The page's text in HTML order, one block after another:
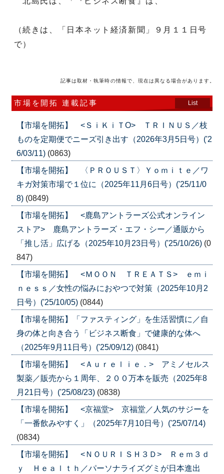
（続きは、「日本ネット経済新聞」９月１１日号
で）
記事は取材・執筆時の情報で、現在は異なる場合があります。
市場を開拓 連載記事 List
【市場を開拓】 <ＳｉＫｉＴO> ＴＲＩＮＵＳ／枝
ものを定期便でニーズ引き出す（2026年3月5日号）('2
6/03/11) (0863)
【市場を開拓】 〈ＰＲＯＵＳＴ〉Ｙｏｍｉｔｅ／ワ
キガ対策市場で１位に（2025年11月6日号）('25/11/0
8) (0849)
【市場を開拓】 <鹿島アントラーズ公式オンライン
ストア> 鹿島アントラーズ・エフ・シー／通販から
「推し活」広げる（2025年10月23日号）('25/10/26) (0
847)
【市場を開拓】 <ＭＯＯＮ ＴＲＥＡＴＳ> ｅｍｉ
ｎｅｓｓ／女性の悩みにおやつで対策（2025年10月2
日号）('25/10/05) (0844)
【市場を開拓】「ファスティング」を生活習慣に／自
身の体と向き合う「ビジネス断食」で健康的な体へ
（2025年9月11日号）('25/09/12) (0841)
【市場を開拓】 <Ａｕｒｅｌｉｅ．> アミノセルス
製薬／販売から１周年、２００万本を販売（2025年8
月21日号）('25/08/23) (0838)
【市場を開拓】 <京福堂> 京福堂／人気のサジーを
「一番飲みやすく」（2025年7月10日号）('25/07/14)
(0834)
【市場を開拓】 <ＮＯＵＲＩＳＨ３Ｄ> Ｒｅｍ３ｄ
ｙ Ｈｅａｌｔｈ／パーソナライズグミが日本進出